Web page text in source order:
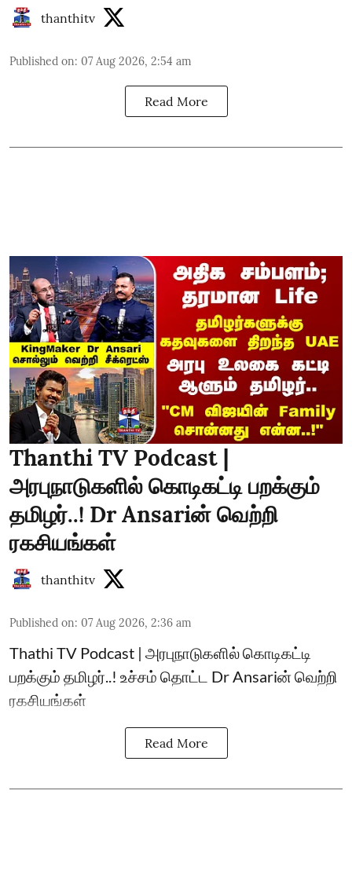
thanthitv
Published on: 07 Aug 2026, 2:54 am
Read More
Thanthi TV Podcast |
அரபுநாடுகளில் கொடிகட்டி பறக்கும்
தமிழர்..! Dr Ansariன் வெற்றி
ரகசியங்கள்
thanthitv
Published on: 07 Aug 2026, 2:36 am
Thathi TV Podcast | அரபுநாடுகளில் கொடிகட்டி
பறக்கும் தமிழர்..! உச்சம் தொட்ட Dr Ansariன் வெற்றி
ரகசியங்கள்
Read More